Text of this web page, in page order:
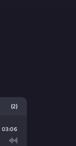
(2)
03:06